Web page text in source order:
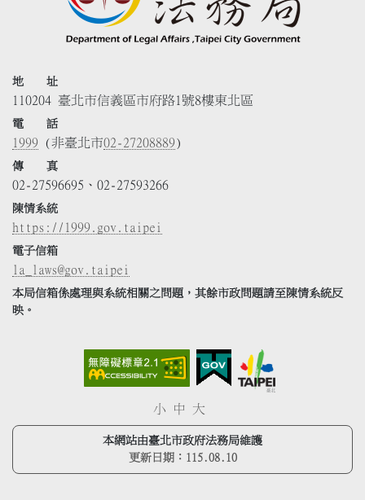
地 址
110204 臺北市信義區市府路1號8樓東北區
電 話
1999 (非臺北市02-27208889)
傳 真
02-27596695、02-27593266
陳情系統
https://1999.gov.taipei
電子信箱
la_laws@gov.taipei
本局信箱係處理與系統相關之問題，其餘市政問題請至陳情系統反
映。
小 中 大
本網站由臺北市政府法務局維護
更新日期： 115.08.10